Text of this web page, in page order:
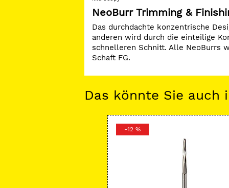
NeoBurr Trimming &
Das durchdachte konzentrische
anderen wird durch die einteilige
schnelleren Schnitt. Alle NeoBurrs
Schaft FG.
Das könnte Sie auch
-12 %